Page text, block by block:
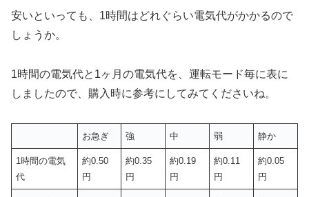
安いといっても、1時間はどれぐらい電気代がかかるので
しょうか。
1時間の電気代と1ヶ月の電気代を、運転モード毎に表に
しましたので、購入時に参考にしてみてくださいね。
お急ぎ 強 中 弱 静か
1時間の電気
代
約0.50
円
約0.35
円
約0.19
円
約0.11
円
約0.05
円